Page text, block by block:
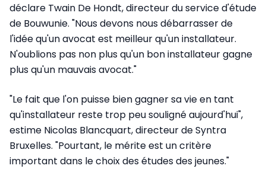
déclare Twain De Hondt, directeur du service d'étude
de Bouwunie. "Nous devons nous débarrasser de
l'idée qu'un avocat est meilleur qu'un installateur.
N'oublions pas non plus qu'un bon installateur gagne
plus qu'un mauvais avocat."
"Le fait que l'on puisse bien gagner sa vie en tant
qu'installateur reste trop peu souligné aujourd'hui",
estime Nicolas Blancquart, directeur de Syntra
Bruxelles. "Pourtant, le mérite est un critère
important dans le choix des études des jeunes."